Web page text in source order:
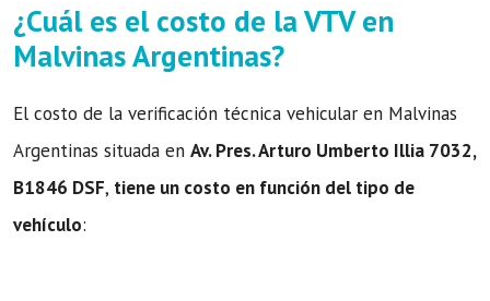
¿Cuál es el costo de la VTV en
Malvinas Argentinas?
El costo de la verificación técnica vehicular en Malvinas
Argentinas situada en Av. Pres. Arturo Umberto Illia 7032,
B1846 DSF, tiene un costo en función del tipo de
vehículo: